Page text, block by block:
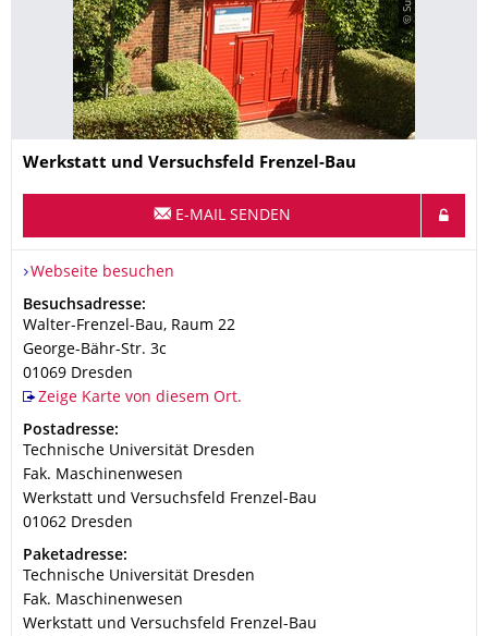
Name
Werkstatt und Versuchsfeld Frenzel-Bau
E-MAIL SENDEN
Webseite besuchen
Adresse
Besuchsadresse:
Walter-Frenzel-Bau, Raum 22
George-Bähr-Str. 3c
01069 Dresden
Zeige Karte von diesem Ort.
Adresse
Postadresse:
Technische Universität Dresden
Fak. Maschinenwesen
Werkstatt und Versuchsfeld Frenzel-Bau
01062 Dresden
Adresse
Paketadresse:
Technische Universität Dresden
Fak. Maschinenwesen
Werkstatt und Versuchsfeld Frenzel-Bau